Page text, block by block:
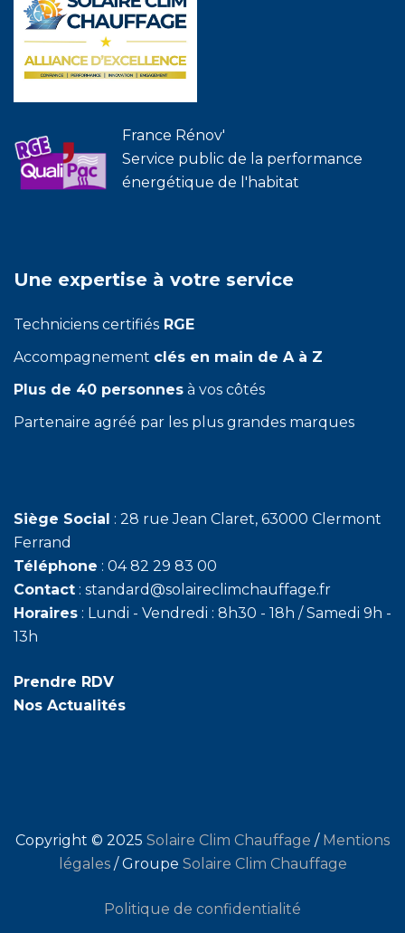
France Rénov'
Service public de la performance
énergétique de l'habitat
Une expertise à votre service
Techniciens certifiés RGE
Accompagnement clés en main de A à Z
Plus de 40 personnes à vos côtés
Partenaire agréé par les plus grandes marques
Siège Social : 28 rue Jean Claret, 63000 Clermont
Ferrand
Téléphone : 04 82 29 83 00
Contact : standard@solaireclimchauffage.fr
Horaires : Lundi - Vendredi : 8h30 - 18h / Samedi 9h -
13h
Prendre RDV
Nos Actualités
Copyright © 2025 Solaire Clim Chauffage / Mentions
légales/ Groupe Solaire Clim Chauffage
Politique de confidentialité